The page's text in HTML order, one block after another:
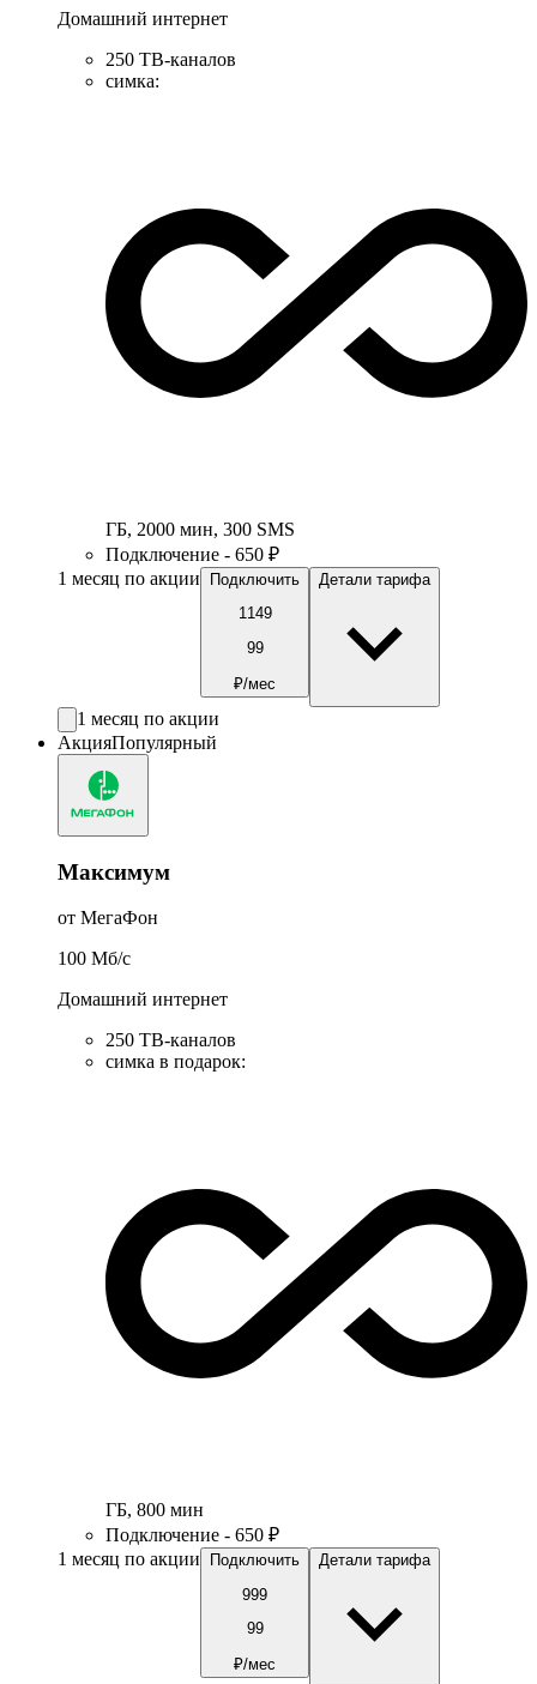
Домашний интернет
250 ТВ-каналов
симка:
ГБ, 2000 мин, 300 SMS
Подключение - 650 ₽
1 месяц по акции
Подключить
1149
99
₽/мес
Детали тарифа
1 месяц по акции
АкцияПопулярный
Максимум
от МегаФон
100 Мб/c
Домашний интернет
250 ТВ-каналов
симка в подарок:
ГБ, 800 мин
Подключение - 650 ₽
1 месяц по акции
Подключить
999
99
₽/мес
Детали тарифа